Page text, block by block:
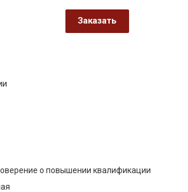
Заказать
о повышении квалификации